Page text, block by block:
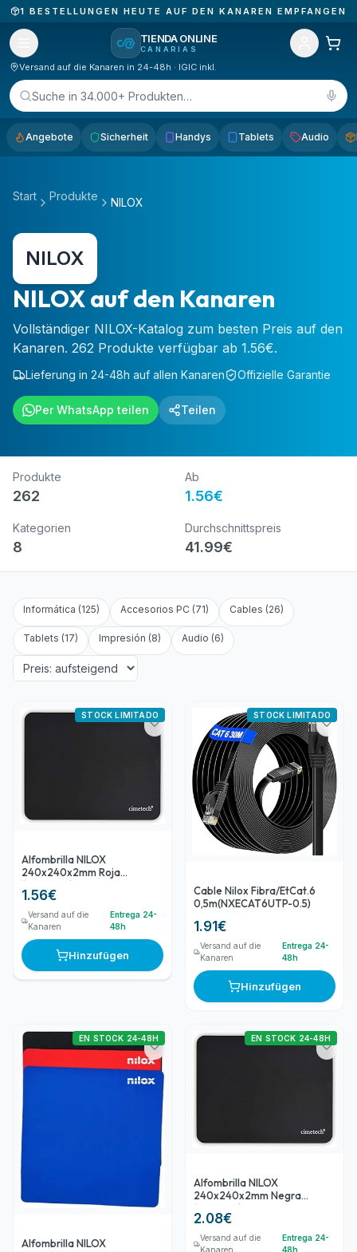
1 BESTELLUNGEN HEUTE AUF DEN KANAREN EMPFANGEN
TIENDA ONLINE
CANARIAS
Versand auf die Kanaren in 24-48h · IGIC inkl.
Suche in 34.000+ Produkten…
Angebote Sicherheit Handys Tablets Audio
Start Produkte NILOX
NILOX
NILOX auf den Kanaren
Vollständiger NILOX-Katalog zum besten Preis auf den
Kanaren. 262 Produkte verfügbar ab 1.56€.
Lieferung in 24-48h auf allen Kanaren Offizielle Garantie
Per WhatsApp teilen Teilen
Produkte
262
Ab
1.56€
Kategorien
8
Durchschnittspreis
41.99€
Informática (125) Accesorios PC (71) Cables (26)
Tablets (17) Impresión (8) Audio (6)
Alfombrilla NILOX
240x240x2mm Roja
(NXMP013)
1.56€
STOCK LIMITADO
Versand auf die
Kanaren
Entrega 24-
48h
Hinzufügen
Cable Nilox Fibra/EtCat.6
0,5m(NXECAT6UTP-0.5)
1.91€
STOCK LIMITADO
Versand auf die
Kanaren
Entrega 24-
48h
Hinzufügen
Alfombrilla NILOX
EN STOCK 24-48H
Alfombrilla NILOX
240x240x2mm Negra
(NXMP011)
2.08€
EN STOCK 24-48H
Versand auf die
Kanaren
Entrega 24-
48h